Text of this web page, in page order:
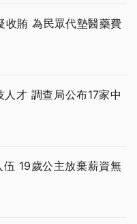
收賄 為民眾代墊醫藥費
才 調查局公布17家中
19歲公主放棄薪資無